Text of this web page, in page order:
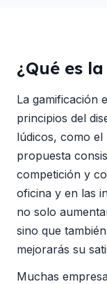
¿Qué es
La gamificación
principios del
lúdicos, como
propuesta
competición y
oficina y en las
no solo
sino que
mejorarás su
Muchas